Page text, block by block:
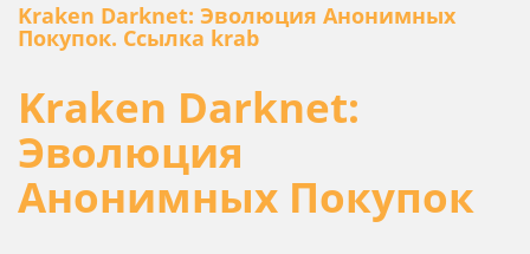
Kra­ken Dark­net: Эволюция Анонимных
Покупок. Ссылка krab
Kra­ken Dark­net:
Эволюция
Анонимных Покупок